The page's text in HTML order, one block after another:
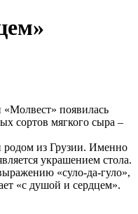
появилась
сортов мягкого сыра –
родом из Грузии. Именно
украшением стола.
«суло-да-гуло»,
«с душой и сердцем».